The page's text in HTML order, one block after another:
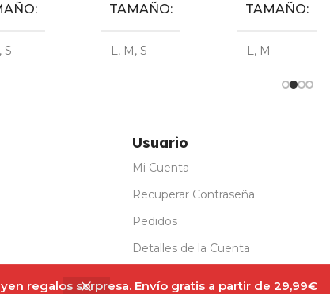
regalos sorpresa. Envío gratis a partir de 29,99€
, S
TAMAÑO
L, M,S
TAMAÑO
L, M
Usuario
Mi Cuenta
Recuperar Contraseña
Pedidos
Detalles de la Cuenta